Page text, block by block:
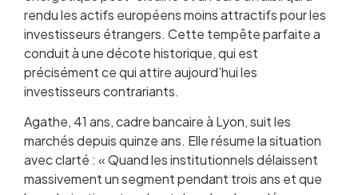
rendu les actifs européens moins attractifs pour les
investisseurs étrangers. Cette tempête parfaite a
conduit à une décote historique, qui est
précisément ce qui attire aujourd’hui les
investisseurs contrariants.
Agathe, 41 ans, cadre bancaire à Lyon, suit les
marchés depuis quinze ans. Elle résume la situation
avec clarté : « Quand les institutionnels délaissent
massivement un segment pendant trois ans et que